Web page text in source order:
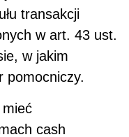
transakcji
w art. 43 ust.
w jakim
pomocniczy.
mieć
cash